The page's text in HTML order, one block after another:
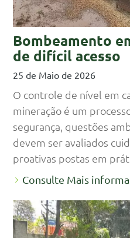
Bombeamento
de difícil acesso
25 de Maio de 2026
O controle de nível em
mineração é um
segurança, questões
devem ser avaliados
proativas postas em
Consulte Mais